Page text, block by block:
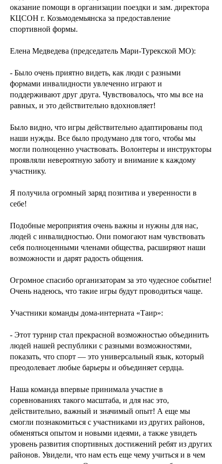
оказание помощи в организации поездки и зам. директора
КЦСОН г. Козьмодемьянска за предоставление
спортивной формы.
Елена Медведева (председатель Мари-Турекской МО):
- Было очень приятно видеть, как люди с разными
формами инвалидности увлеченно играют и
поддерживают друг друга. Чувствовалось, что мы все на
равных, и это действительно вдохновляет!
Было видно, что игры действительно адаптированы под
наши нужды. Все было продумано для того, чтобы мы
могли полноценно участвовать. Волонтеры и инструкторы
проявляли невероятную заботу и внимание к каждому
участнику.
Я получила огромный заряд позитива и уверенности в
себе!
Подобные мероприятия очень важны и нужны для нас,
людей с инвалидностью. Они помогают нам чувствовать
себя полноценными членами общества, расширяют наши
возможности и дарят радость общения.
Огромное спасибо организаторам за это чудесное событие!
Очень надеюсь, что такие игры будут проводиться чаще.
Участники команды дома-интерната «Таир»:
- Этот турнир стал прекрасной возможностью объединить
людей нашей республики с разными возможностями,
показать, что спорт — это универсальный язык, который
преодолевает любые барьеры и объединяет сердца.
Наша команда впервые принимала участие в
соревнованиях такого масштаба, и для нас это,
действительно, важный и значимый опыт! А еще мы
смогли познакомиться с участниками из других районов,
обменяться опытом и новыми идеями, а также увидеть
уровень развития спортивных достижений ребят из других
районов. Увидели, что нам есть еще чему учиться и в чем